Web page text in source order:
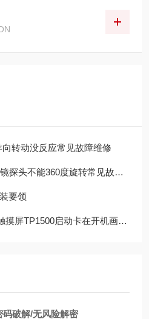
转动没反应常见故障维修
头不能360度旋转常见故障修理
要领
TP1500启动卡在开机画面不动维修
破解/无风险解密